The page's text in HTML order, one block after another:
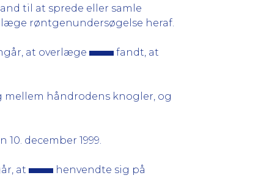
til at sprede eller samle
røntgenundersøgelse heraf.
at overlæge
fandt, at
mellem håndrodens knogler, og
10. december 1999.
at
henvendte sig på